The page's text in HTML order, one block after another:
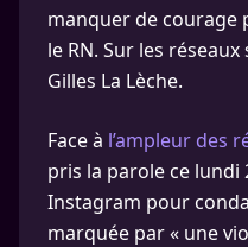
manquer de courage
le RN. Sur les
Gilles La Lèche.
Face à l’ampleur des
pris la parole ce
Instagram pour
marquée par « une